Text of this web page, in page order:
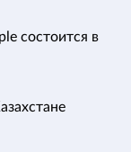
состоится в